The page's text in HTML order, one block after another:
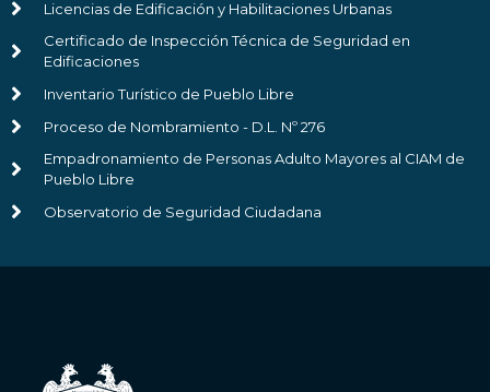
Licencias de Edificación y Habilitaciones Urbanas
Certificado de Inspección Técnica de Seguridad en
Edificaciones
Inventario Turístico de Pueblo Libre
Proceso de Nombramiento - D.L. Nº 276
Empadronamiento de Personas Adulto Mayores al CIAM de
Pueblo Libre
Observatorio de Seguridad Ciudadana